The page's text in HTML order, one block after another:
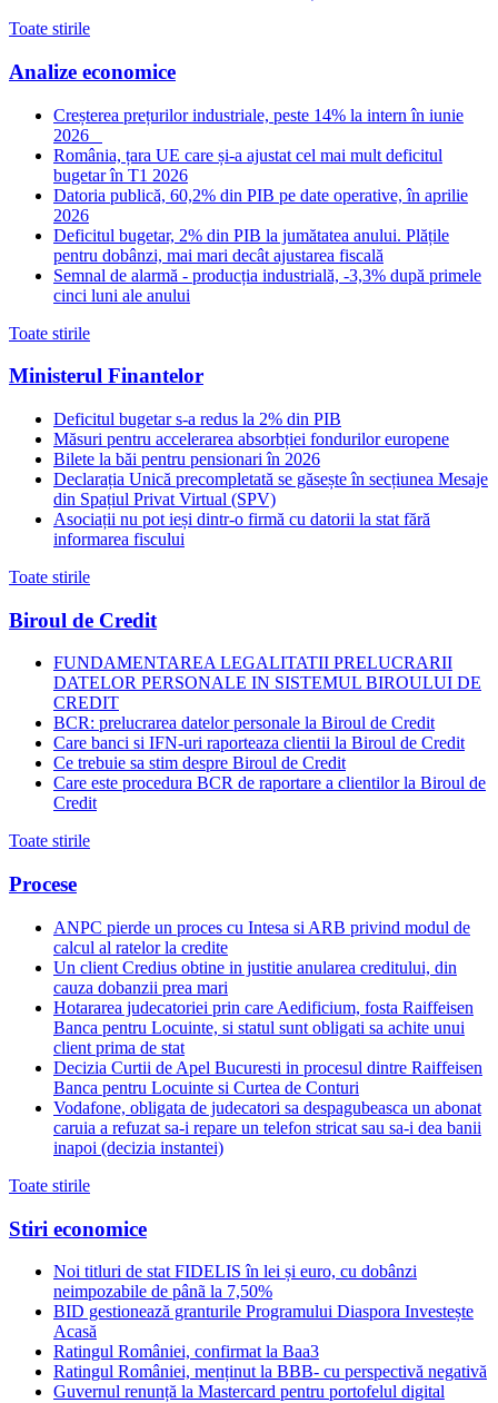
Toate stirile
Analize economice
Creșterea prețurilor industriale, peste 14% la intern în iunie
2026
România, țara UE care și-a ajustat cel mai mult deficitul
bugetar în T1 2026
Datoria publică, 60,2% din PIB pe date operative, în aprilie
2026
Deficitul bugetar, 2% din PIB la jumătatea anului. Plățile
pentru dobânzi, mai mari decât ajustarea fiscală
Semnal de alarmă - producția industrială, -3,3% după primele
cinci luni ale anului
Toate stirile
Ministerul Finantelor
Deficitul bugetar s-a redus la 2% din PIB
Măsuri pentru accelerarea absorbției fondurilor europene
Bilete la băi pentru pensionari în 2026
Declarația Unică precompletată se găsește în secțiunea Mesaje
din Spațiul Privat Virtual (SPV)
Asociații nu pot ieși dintr-o firmă cu datorii la stat fără
informarea fiscului
Toate stirile
Biroul de Credit
FUNDAMENTAREA LEGALITATII PRELUCRARII
DATELOR PERSONALE IN SISTEMUL BIROULUI DE
CREDIT
BCR: prelucrarea datelor personale la Biroul de Credit
Care banci si IFN-uri raporteaza clientii la Biroul de Credit
Ce trebuie sa stim despre Biroul de Credit
Care este procedura BCR de raportare a clientilor la Biroul de
Credit
Toate stirile
Procese
ANPC pierde un proces cu Intesa si ARB privind modul de
calcul al ratelor la credite
Un client Credius obtine in justitie anularea creditului, din
cauza dobanzii prea mari
Hotararea judecatoriei prin care Aedificium, fosta Raiffeisen
Banca pentru Locuinte, si statul sunt obligati sa achite unui
client prima de stat
Decizia Curtii de Apel Bucuresti in procesul dintre Raiffeisen
Banca pentru Locuinte si Curtea de Conturi
Vodafone, obligata de judecatori sa despagubeasca un abonat
caruia a refuzat sa-i repare un telefon stricat sau sa-i dea banii
inapoi (decizia instantei)
Toate stirile
Stiri economice
Noi titluri de stat FIDELIS în lei și euro, cu dobânzi
neimpozabile de pânã la 7,50%
BID gestionează granturile Programului Diaspora Investește
Acasă
Ratingul României, confirmat la Baa3
Ratingul României, menținut la BBB- cu perspectivă negativă
Guvernul renunță la Mastercard pentru portofelul digital